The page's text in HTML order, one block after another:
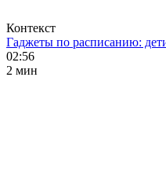
Контекст
Гаджеты по расписанию:
02:56
2 мин